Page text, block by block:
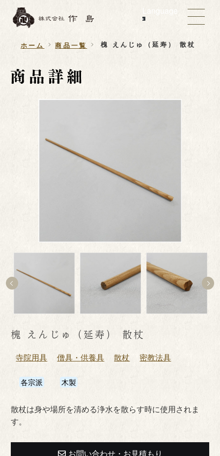
Language
ホーム 商品一覧 槐 えんじゅ（延寿） 散杖
槐 えんじゅ（延寿） 散杖
寺院用具 僧具・供養具 散杖 密教法具
各宗派 木製
散杖は身や場所を清める浄水を散らす時に使用されま
す。
お問い合わせ・お見積もり